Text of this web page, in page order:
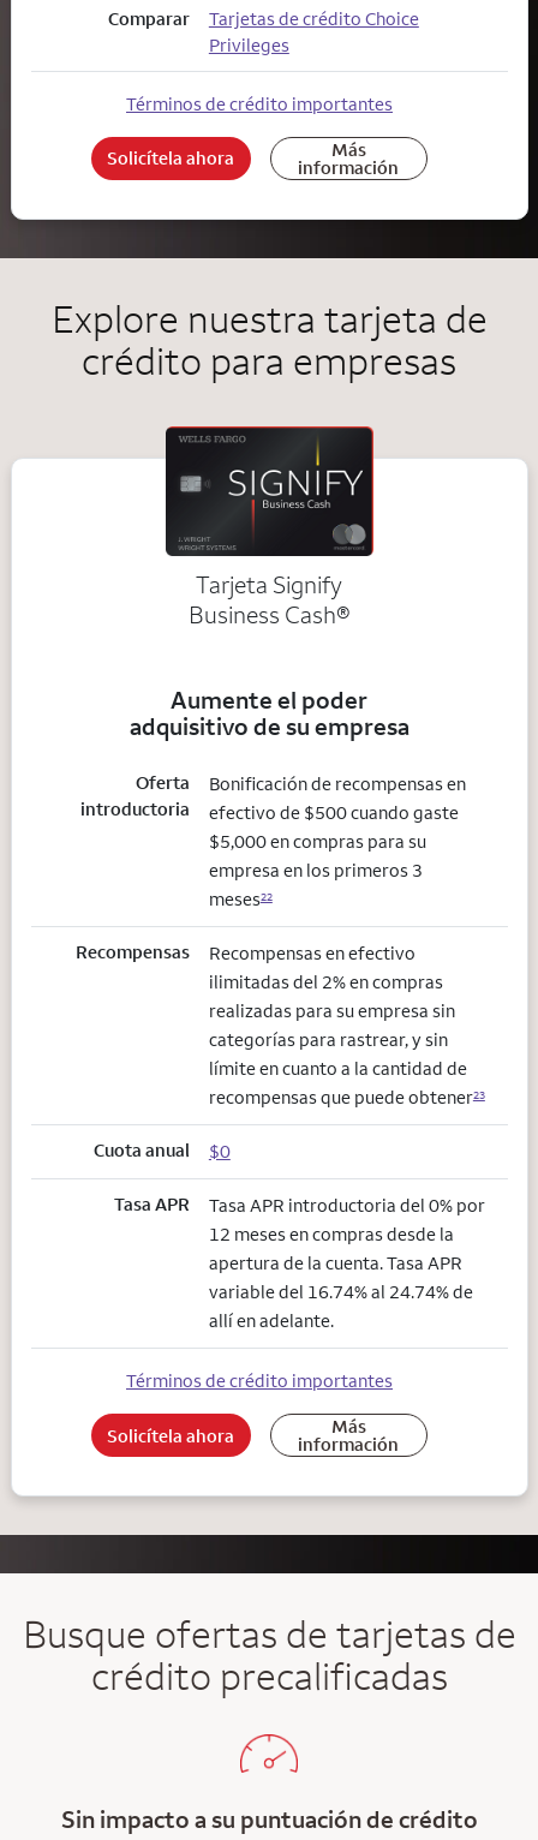
Comparar
Tarjetas de crédito Choice
Privileges
Términos de crédito importantes
Solicítela ahora Más
información
Explore nuestra tarjeta de
crédito para empresas
Tarjeta Signify
Business Cash®
Aumente el poder
adquisitivo de su empresa
Oferta
introductoria
Bonificación de recompensas en
efectivo de $500 cuando gaste
$5,000 en compras para su
empresa en los primeros 3
meses22
Recompensas
Recompensas en efectivo
ilimitadas del 2% en compras
realizadas para su empresa sin
categorías para rastrear, y sin
límite en cuanto a la cantidad de
recompensas que puede obtener23
Cuota anual $0
Tasa APR
Tasa APR introductoria del 0% por
12 meses en compras desde la
apertura de la cuenta. Tasa APR
variable del 16.74% al 24.74% de
allí en adelante.
Términos de crédito importantes
Solicítela ahora Más
información
Busque ofertas de tarjetas de
crédito precalificadas
Sin impacto a su puntuación de crédito